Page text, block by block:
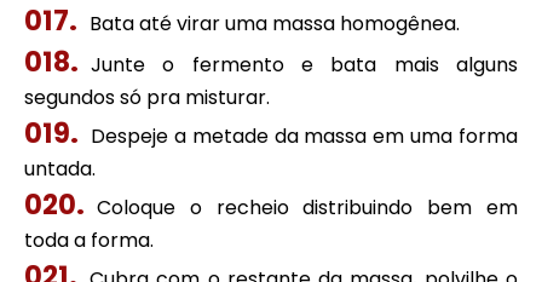
Bata até virar uma massa homogênea.
Junte o fermento e bata mais alguns
segundos só pra misturar.
Despeje a metade da massa em uma forma
untada.
Coloque o recheio distribuindo bem em
toda a forma.